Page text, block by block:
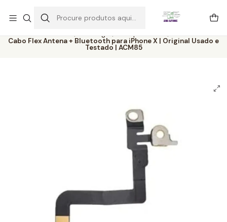
Início Catálogo
Componentes
Cabo Flex Antena + Bluetooth para iPhone X | Original Usado e
Testado | ACM85